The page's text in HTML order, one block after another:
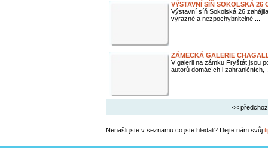
VÝSTAVNÍ SÍŇ SOKOLSKÁ 26
Výstavní síň Sokolská 26
výrazné a nezpochybnitelné ...
ZÁMECKÁ GALERIE
V galerii na zámku Fryštát jsou
autorů domácích i zahraničních,
<<
Nenašli jste v seznamu co jste hledali? Dejte nám svůj